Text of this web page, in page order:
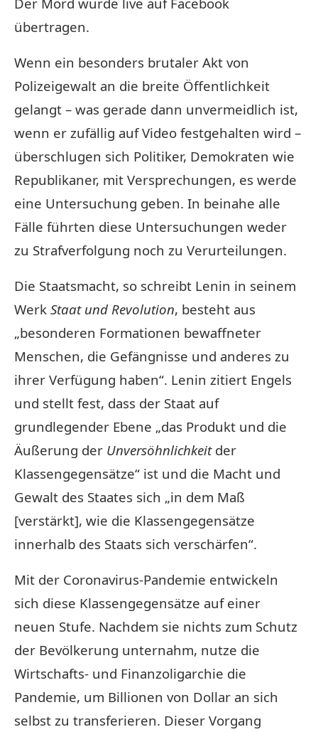
übertragen.
Wenn ein besonders brutaler Akt von
Polizeigewalt an die breite Öffentlichkeit
gelangt – was gerade dann unvermeidlich ist,
wenn er zufällig auf Video festgehalten wird –
überschlugen sich Politiker, Demokraten wie
Republikaner, mit Versprechungen, es werde
eine Untersuchung geben. In beinahe alle
Fälle führten diese Untersuchungen weder
zu Strafverfolgung noch zu Verurteilungen.
Die Staatsmacht, so schreibt Lenin in seinem
Werk Staat und Revolution, besteht aus
„besonderen Formationen bewaffneter
Menschen, die Gefängnisse und anderes zu
ihrer Verfügung haben“. Lenin zitiert Engels
und stellt fest, dass der Staat auf
grundlegender Ebene „das Produkt und die
Äußerung der Unversöhnlichkeit der
Klassengegensätze“ ist und die Macht und
Gewalt des Staates sich „in dem Maß
[verstärkt], wie die Klassengegensätze
innerhalb des Staats sich verschärfen“.
Mit der Coronavirus-Pandemie entwickeln
sich diese Klassengegensätze auf einer
neuen Stufe. Nachdem sie nichts zum Schutz
der Bevölkerung unternahm, nutze die
Wirtschafts- und Finanzoligarchie die
Pandemie, um Billionen von Dollar an sich
selbst zu transferieren. Dieser Vorgang